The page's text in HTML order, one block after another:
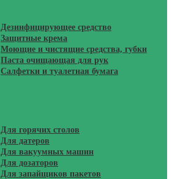
Дезинфицирующее средство
Защитные крема
Моющие и чистящие средства, губки
Паста очищающая для рук
Салфетки и туалетная бумага
Для горячих столов
Для датеров
Для вакуумных машин
Для дозаторов
Для запайщиков пакетов